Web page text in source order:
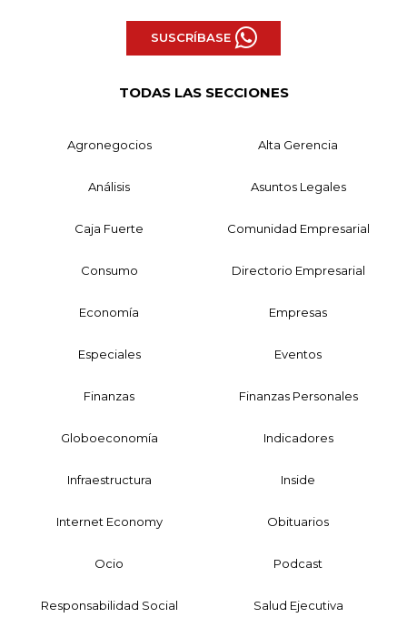
SUSCRÍBASE
TODAS LAS SECCIONES
Agronegocios Alta Gerencia
Análisis Asuntos Legales
Caja Fuerte Comunidad Empresarial
Consumo Directorio Empresarial
Economía Empresas
Especiales Eventos
Finanzas Finanzas Personales
Globoeconomía Indicadores
Infraestructura Inside
Internet Economy Obituarios
Ocio Podcast
Responsabilidad Social Salud Ejecutiva